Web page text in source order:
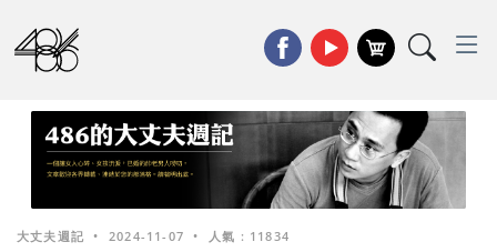
大丈夫週記 • 2024-11-07 • 人氣 : 11834